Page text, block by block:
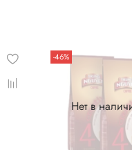
Нет в
-46%